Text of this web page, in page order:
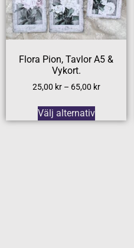
Flora Pion, Tavlor A5 &
Vykort.
25,00 kr – 65,00 kr
Välj alternativ